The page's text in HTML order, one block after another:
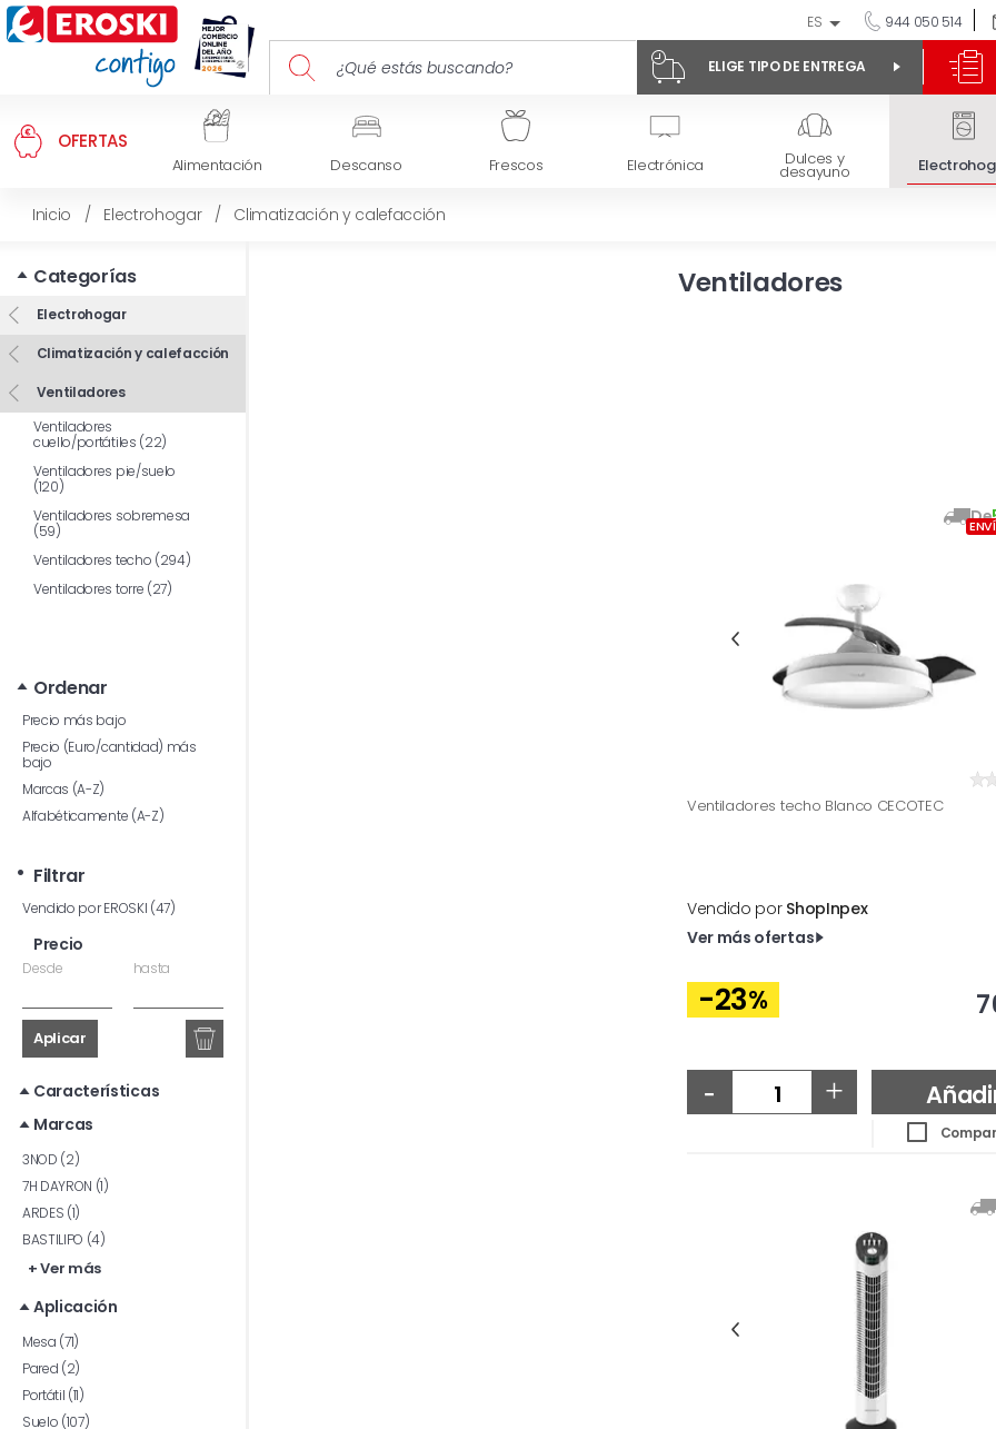
ES 944 050 514
ELIGE TIPO DE ENTREGA
OFERTAS
Alimentación Descanso Frescos Electrónica Dulces y
desayuno
Inicio / Electrohogar / Climatización y calefacción
Categorías
Electrohogar
Climatización y calefacción
Ventiladores
Ventiladores
cuello/portátiles (22)
Ventiladores pie/suelo
(120)
Ventiladores sobremesa
(59)
Ventiladores techo (294)
Ventiladores torre (27)
Ordenar
Precio más bajo
Precio (Euro/cantidad) más
bajo
Marcas (A-Z)
Alfabéticamente (A-Z)
Filtrar
Vendido por EROSKI (47)
Precio
Desde hasta
Aplicar
Características
Marcas
3NOD (2)
7H DAYRON (1)
ARDES (1)
BASTILIPO (4)
+ Ver más
Aplicación
Mesa (71)
Pared (2)
Portátil (11)
Suelo (107)
Ventiladores
De
Ventiladores techo Blanco CECOTEC
Vendido por ShopInpex
Ver más ofertas
-23%
- +